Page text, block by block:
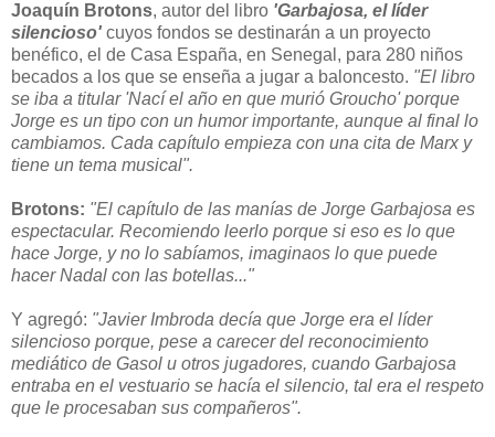
Joaquín Brotons, autor del libro 'Garbajosa, el líder
silencioso' cuyos fondos se destinarán a un proyecto
benéfico, el de Casa España, en Senegal, para 280 niños
becados a los que se enseña a jugar a baloncesto. "El libro
se iba a titular 'Nací el año en que murió Groucho' porque
Jorge es un tipo con un humor importante, aunque al final lo
cambiamos. Cada capítulo empieza con una cita de Marx y
tiene un tema musical".
Brotons: "El capítulo de las manías de Jorge Garbajosa es
espectacular. Recomiendo leerlo porque si eso es lo que
hace Jorge, y no lo sabíamos, imaginaos lo que puede
hacer Nadal con las botellas..."
Y agregó: "Javier Imbroda decía que Jorge era el líder
silencioso porque, pese a carecer del reconocimiento
mediático de Gasol u otros jugadores, cuando Garbajosa
entraba en el vestuario se hacía el silencio, tal era el respeto
que le procesaban sus compañeros".